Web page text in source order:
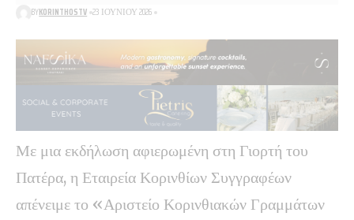
BYKORINTHOSTV 23 ΙΟΥΝΊΟΥ 2026
Με μια εκδήλωση αφιερωμένη στη Γιορτή του
Πατέρα, η Εταιρεία Κορινθίων Συγγραφέων
απένειμε το «Αριστείο Κορινθιακών Γραμμάτων